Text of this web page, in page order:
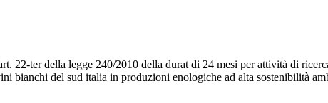
22-ter della legge 240/2010 della durat di 24 mesi per attività di
bianchi del sud italia in produzioni enologiche ad alta sostenibilità